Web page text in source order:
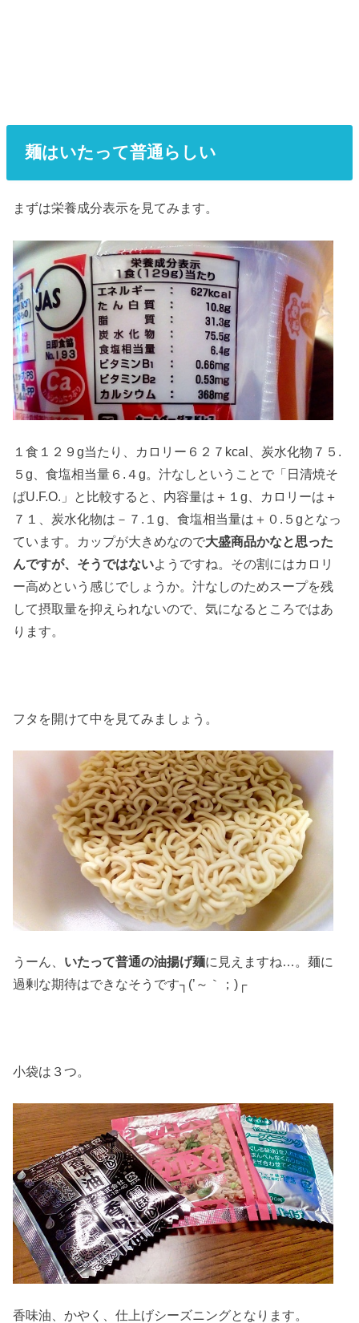
麺はいたって普通らしい
まずは栄養成分表示を見てみます。
１食１２９g当たり、カロリー６２７kcal、炭水化物７５.
５g、食塩相当量６.４g。汁なしということで「日清焼そ
ばU.F.O.」と比較すると、内容量は＋１g、カロリーは＋
７１、炭水化物は－７.１g、食塩相当量は＋０.５gとなっ
ています。カップが大きめなので大盛商品かなと思った
んですが、そうではないようですね。その割にはカロリ
ー高めという感じでしょうか。汁なしのためスープを残
して摂取量を抑えられないので、気になるところではあ
ります。
フタを開けて中を見てみましょう。
うーん、 いたって普通の油揚げ麺に見えますね…。麺に
過剰な期待はできなそうです┐(’～｀；)┌
小袋は３つ。
香味油、かやく、仕上げシーズニングとなります。